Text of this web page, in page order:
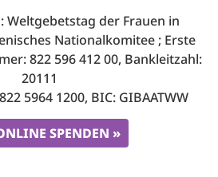
Weltgebetstag der Frauen in
Nationalkomitee ; Erste
822 596 412 00, Bankleitzahl:
20111
5964 1200, BIC: GIBAATWW
SPENDEN »